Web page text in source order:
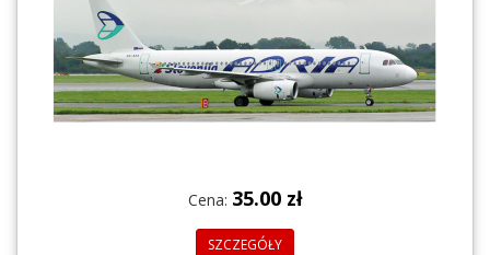
Cena: 35.00 zł
SZCZEGÓŁY